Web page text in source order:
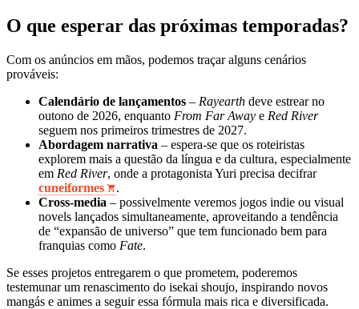
O que esperar das próximas temporadas?
Com os anúncios em mãos, podemos traçar alguns cenários
prováveis:
Calendário de lançamentos – Rayearth deve estrear no
outono de 2026, enquanto From Far Away e Red River
seguem nos primeiros trimestres de 2027.
Abordagem narrativa – espera‑se que os roteiristas
explorem mais a questão da língua e da cultura, especialmente
em Red River, onde a protagonista Yuri precisa decifrar
cuneiformes
.
Cross‑media – possivelmente veremos jogos indie ou visual
novels lançados simultaneamente, aproveitando a tendência
de “expansão de universo” que tem funcionado bem para
franquias como Fate.
Se esses projetos entregarem o que prometem, poderemos
testemunar um renascimento do isekai shoujo, inspirando novos
mangás e animes a seguir essa fórmula mais rica e diversificada.